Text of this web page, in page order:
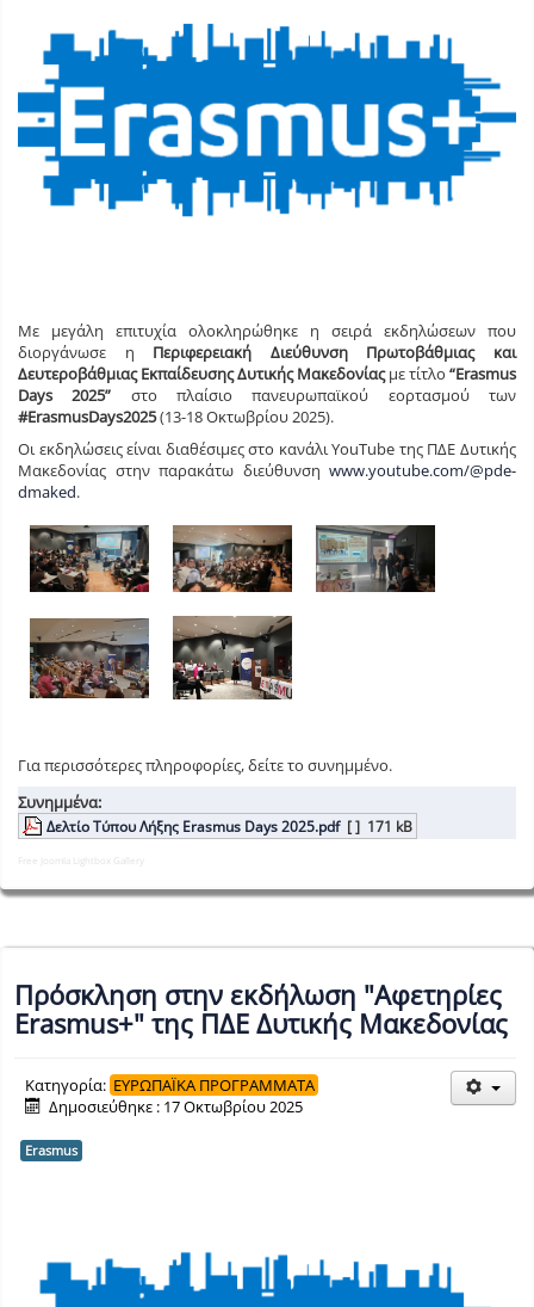
Με μεγάλη επιτυχία ολοκληρώθηκε η σειρά εκδηλώσεων που
διοργάνωσε η Περιφερειακή Διεύθυνση Πρωτοβάθμιας και
Δευτεροβάθμιας Εκπαίδευσης Δυτικής Μακεδονίαςμε τίτλο “Erasmus
Days 2025” στο πλαίσιο πανευρωπαϊκού εορτασμού των
#ΕrasmusDays2025(13-18 Οκτωβρίου 2025).
Οι εκδηλώσεις είναι διαθέσιμες στο κανάλι YouTube της ΠΔΕ Δυτικής
Μακεδονίας στην παρακάτω διεύθυνση www.youtube.com/@pde-
dmaked.
Για περισσότερες πληροφορίες, δείτε το συνημμένο.
Συνημμένα:
Δελτίο Τύπου Λήξης Erasmus Days 2025.pdf [ ] 171 kB
Free Joomla Lightbox Gallery
Πρόσκληση στην εκδήλωση "Αφετηρίες
Erasmus+" της ΠΔΕ Δυτικής Μακεδονίας
Κατηγορία: ΕΥΡΩΠΑΪΚΑ ΠΡΟΓΡΑΜΜΑΤΑ
Δημοσιεύθηκε : 17 Οκτωβρίου 2025
Erasmus